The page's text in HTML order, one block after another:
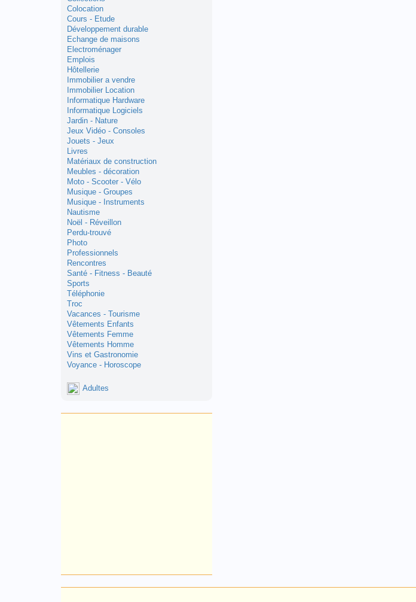
Colocation
Cours - Etude
Développement durable
Echange de maisons
Electroménager
Emplois
Hôtellerie
Immobilier a vendre
Immobilier Location
Informatique Hardware
Informatique Logiciels
Jardin - Nature
Jeux Vidéo - Consoles
Jouets - Jeux
Livres
Matériaux de construction
Meubles - décoration
Moto - Scooter - Vélo
Musique - Groupes
Musique - Instruments
Nautisme
Noël - Réveillon
Perdu-trouvé
Photo
Professionnels
Rencontres
Santé - Fitness - Beauté
Sports
Téléphonie
Troc
Vacances - Tourisme
Vêtements Enfants
Vêtements Femme
Vêtements Homme
Vins et Gastronomie
Voyance - Horoscope
Adultes